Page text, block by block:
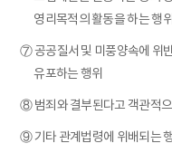
영리목적의 활동을 하는 행위
⑦ 공공질서 및 미풍양속에 위
유포하는 행위
⑧ 범죄와 결부된다고 객관적
⑨ 기타 관계법령에 위배되는